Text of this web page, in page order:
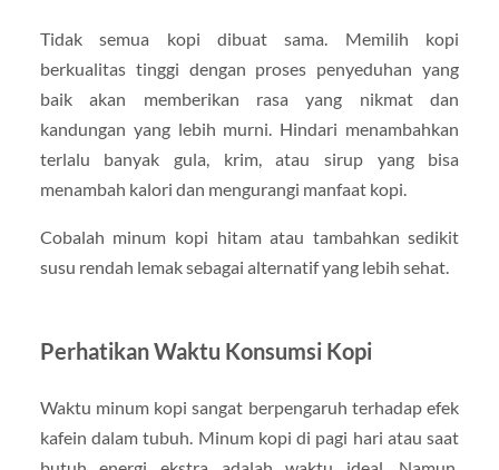
Tidak semua kopi dibuat sama. Memilih kopi
berkualitas tinggi dengan proses penyeduhan yang
baik akan memberikan rasa yang nikmat dan
kandungan yang lebih murni. Hindari menambahkan
terlalu banyak gula, krim, atau sirup yang bisa
menambah kalori dan mengurangi manfaat kopi.
Cobalah minum kopi hitam atau tambahkan sedikit
susu rendah lemak sebagai alternatif yang lebih sehat.
Perhatikan Waktu Konsumsi Kopi
Waktu minum kopi sangat berpengaruh terhadap efek
kafein dalam tubuh. Minum kopi di pagi hari atau saat